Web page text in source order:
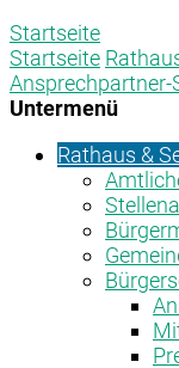
Startseite
Startseite
Ansprechpartner-
Untermenü
Rathaus &